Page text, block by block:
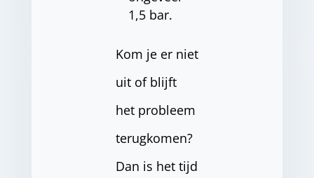
1,5 bar.
Kom je er niet
uit of blijft
het probleem
terugkomen?
Dan is het tijd